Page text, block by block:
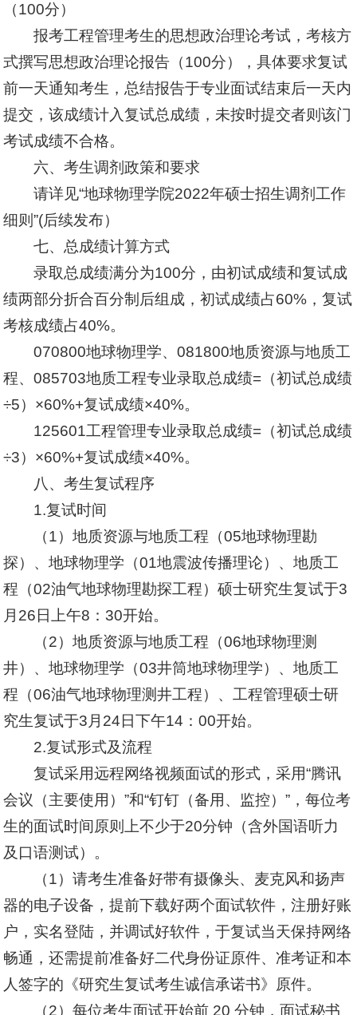
（100分）
报考工程管理考生的思想政治理论考试，考核方
式撰写思想政治理论报告（100分），具体要求复试
前一天通知考生，总结报告于专业面试结束后一天内
提交，该成绩计入复试总成绩，未按时提交者则该门
考试成绩不合格。
六、考生调剂政策和要求
请详见“地球物理学院2022年硕士招生调剂工作
细则”(后续发布）
七、总成绩计算方式
录取总成绩满分为100分，由初试成绩和复试成
绩两部分折合百分制后组成，初试成绩占60%，复试
考核成绩占40%。
070800地球物理学、081800地质资源与地质工
程、085703地质工程专业录取总成绩=（初试总成绩
÷5）×60%+复试成绩×40%。
125601工程管理专业录取总成绩=（初试总成绩
÷3）×60%+复试成绩×40%。
八、考生复试程序
1.复试时间
（1）地质资源与地质工程（05地球物理勘
探）、地球物理学（01地震波传播理论）、地质工
程（02油气地球物理勘探工程）硕士研究生复试于3
月26日上午8：30开始。
（2）地质资源与地质工程（06地球物理测
井）、地球物理学（03井筒地球物理学）、地质工
程（06油气地球物理测井工程）、工程管理硕士研
究生复试于3月24日下午14：00开始。
2.复试形式及流程
复试采用远程网络视频面试的形式，采用“腾讯
会议（主要使用）”和“钉钉（备用、监控）”，每位考
生的面试时间原则上不少于20分钟（含外国语听力
及口语测试）。
（1）请考生准备好带有摄像头、麦克风和扬声
器的电子设备，提前下载好两个面试软件，注册好账
户，实名登陆，并调试好软件，于复试当天保持网络
畅通，还需提前准备好二代身份证原件、准考证和本
人签字的《研究生复试考生诚信承诺书》原件。
（2）每位考生面试开始前 20 分钟，面试秘书